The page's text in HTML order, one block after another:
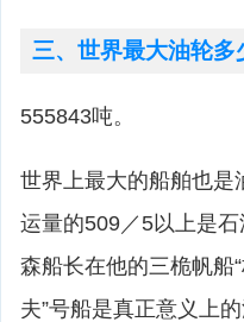
三、世界最大油轮多
555843吨。
世界上最大的船舶也是
运量的509／5以上是
森船长在他的三桅帆船
夫”号船是真正意义上的